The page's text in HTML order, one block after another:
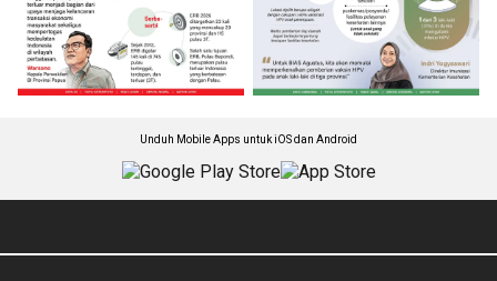
Unduh Mobile Apps untuk iOS dan Android